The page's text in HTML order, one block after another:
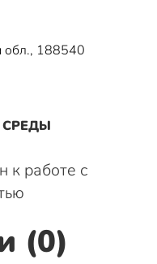
обл., 188540
СРЕДЫ
к работе с
(0)